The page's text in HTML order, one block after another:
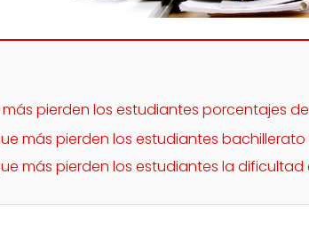
pierden los estudiantes porcentajes
más pierden los estudiantes bachillerato
más pierden los estudiantes la